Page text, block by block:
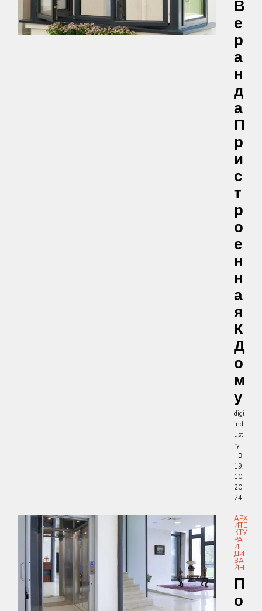
В
Е
Р
А
Н
Д
А
П
Р
И
С
Т
Р
О
Е
Н
Н
А
Я
К
Д
О
М
У
digi
ind
ust
ry
19.
10.
20
24
АРХ
ИТЕ
КТУ
РА
И
ДИ
ЗА
ЙН
П
О